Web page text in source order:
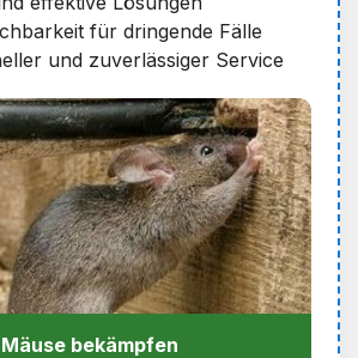
für dringende Fälle
und zuverlässiger Service
Mäuse bekämpfen